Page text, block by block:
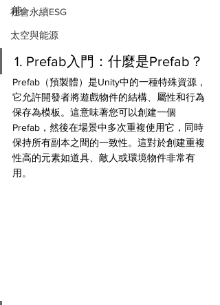
社會永續ESG
太空與能源
能。
1. Prefab入門：什麼是Prefab？
Prefab（預製體）是Unity中的一種特殊資源，
它允許開發者將遊戲物件的結構、屬性和行為
保存為模板。這意味著您可以創建一個
Prefab，然後在場景中多次重複使用它，同時
保持所有副本之間的一致性。這對於創建重複
性高的元素如道具、敵人或環境物件非常有
用。